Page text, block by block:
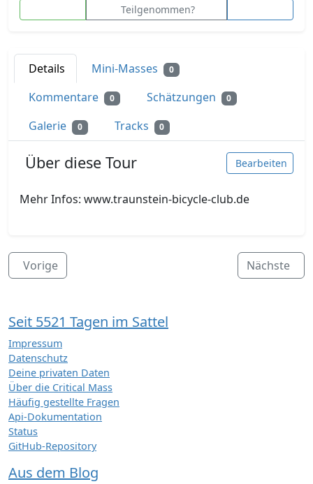
Teilgenommen?
Details Mini-Masses 0
Kommentare 0 Schätzungen 0
Galerie 0 Tracks 0
Über diese Tour Bearbeiten
Mehr Infos: www.traunstein-bicycle-club.de
Vorige Nächste
Seit 5521 Tagen im Sattel
Impressum
Datenschutz
Deine privaten Daten
Über die Critical Mass
Häufig gestellte Fragen
Api-Dokumentation
Status
GitHub-Repository
Aus dem Blog